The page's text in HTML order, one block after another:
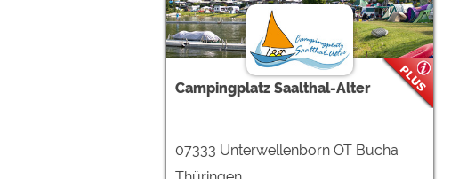
Campingplatz Saalthal-Alter
07333 Unterwellenborn OT Bucha
Google reCAPTCHA (Formulare)
Statistiken
Google Analytics
Marketing